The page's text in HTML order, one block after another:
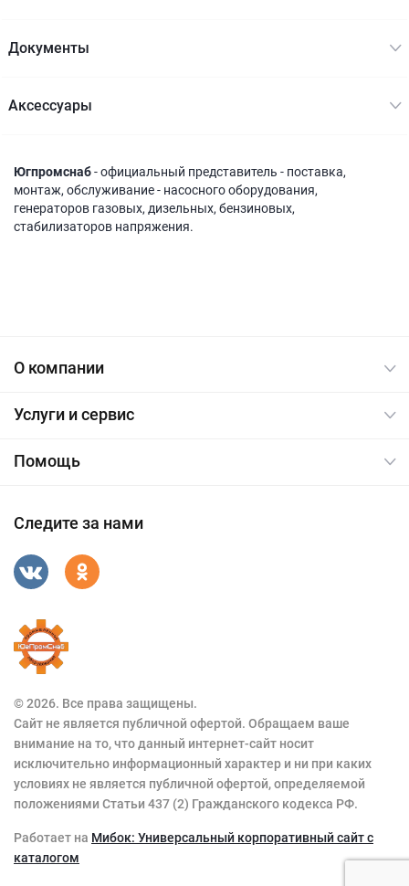
Документы
Акcессуары
Югпромснаб- официальный представитель - поставка,
монтаж, обслуживание - насосного оборудования,
генераторов газовых, дизельных, бензиновых,
стабилизаторов напряжения.
О компании
Услуги и сервис
Помощь
Следите за нами
© 2026. Все права защищены.
Сайт не является публичной офертой. Обращаем ваше
внимание на то, что данный интернет-сайт носит
исключительно информационный характер и ни при каких
условиях не является публичной офертой, определяемой
положениями Статьи 437 (2) Гражданского кодекса РФ.
Работает на Мибок: Универсальный корпоративный сайт с
каталогом